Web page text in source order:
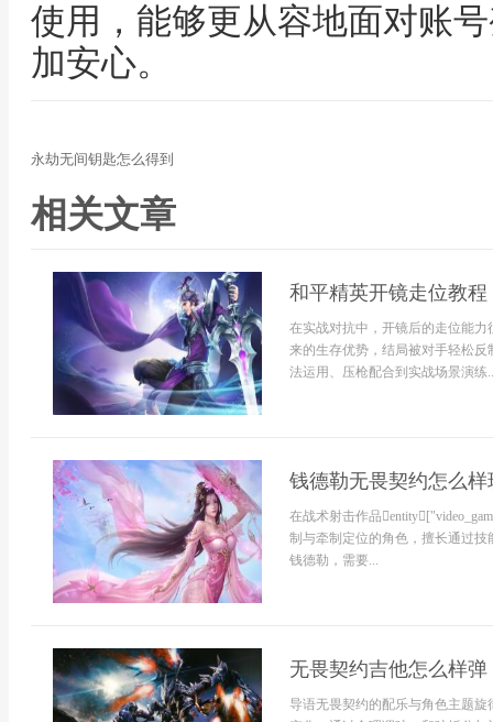
使用，能够更从容地面对账
加安心。
永劫无间钥匙怎么得到
相关文章
和平精英开镜走位教程
在实战对抗中，开镜后的走位能
来的生存优势，结局被对手轻松
法运用、压枪配合到实战场景演练
钱德勒无畏契约怎么样
在战术射击作品
制与牵制定位的角色，擅长通过
钱德勒，需要...
无畏契约吉他怎么样弹
导语无畏契约的配乐与角色主题